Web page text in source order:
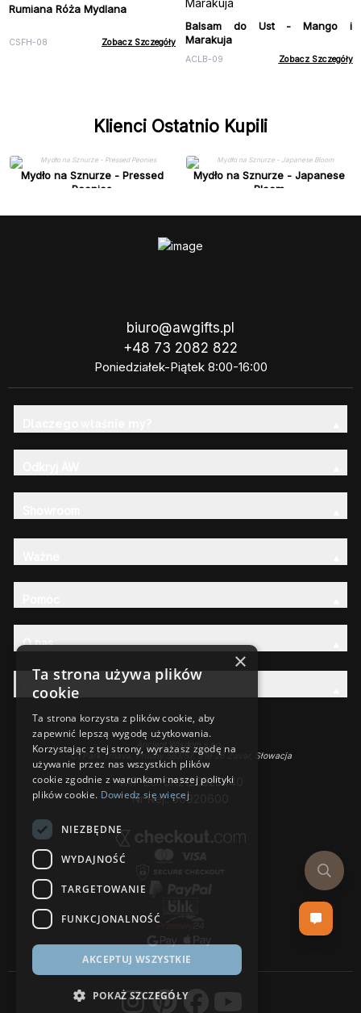
Rumiana Róża Mydlana
CSFH-08 Zobacz Szczegóły
Balsam do Ust - Mango i
Marakuja
ACLB-09 Zobacz Szczegóły
Klienci Ostatnio Kupili
Mydło na Sznurze - Pressed
Peonies
Mydło na Sznurze - Japanese
Bloom
biuro@awgifts.pl
+48 73 2082 822
Poniedziałek-Piątek 8:00-16:00
O nas
Rodzina AW
Ancient Wisdom s.r.o.,
CTPark Trnava, Prílohy 583/57, 919 26 Zavar, Słowacja
VAT-EU: SK2120525440
Nr Rej.: 50920600
×
Ta strona używa plików
cookie
Ta strona korzysta z plików cookie, aby
zapewnić lepszą wygodę użytkowania.
Korzystając z tej strony, wyrażasz zgodę na
używanie przez nas wszystkich plików
cookie zgodnie z warunkami naszej polityki
plików cookie. Dowiedz się więcej
NIEZBĘDNE
WYDAJNOŚĆ
TARGETOWANIE
FUNKCJONALNOŚĆ
AKCEPTUJ WSZYSTKIE
POKAŻ SZCZEGÓŁY